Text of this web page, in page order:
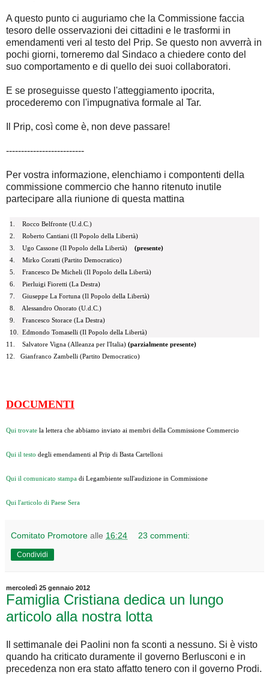
A questo punto ci auguriamo che la Commissione faccia
tesoro delle osservazioni dei cittadini e le trasformi in
emendamenti veri al testo del Prip. Se questo non avverrà in
pochi giorni, torneremo dal Sindaco a chiedere conto del
suo comportamento e di quello dei suoi collaboratori.
E se proseguisse questo l'atteggiamento ipocrita,
procederemo con l'impugnativa formale al Tar.
Il Prip, così come è, non deve passare!
--------------------------
Per vostra informazione, elenchiamo i compontenti della
commissione commercio che hanno ritenuto inutile
partecipare alla riunione di questa mattina
1. Rocco Belfronte (U.d.C.)
2. Roberto Cantiani (Il Popolo della Libertà)
3. Ugo Cassone (Il Popolo della Libertà)(presente)
4. Mirko Coratti (Partito Democratico)
5. Francesco De Micheli (Il Popolo della Libertà)
6. Pierluigi Fioretti (La Destra)
7. Giuseppe La Fortuna (Il Popolo della Libertà)
8. Alessandro Onorato (U.d.C.)
9. Francesco Storace (La Destra)
10. Edmondo Tomaselli (Il Popolo della Libertà)
11. Salvatore Vigna (Alleanza per l'Italia) (parzialmente presente)
12. Gianfranco Zambelli (Partito Democratico)
DOCUMENTI
Qui trovate la lettera che abbiamo inviato ai membri della Commissione Commercio
Qui il testo degli emendamenti al Prip di Basta Cartelloni
Qui il comunicato stampa di Legambiente sull'audizione in Commissione
Qui l'articolo di Paese Sera
Comitato Promotore alle 16:24 23 commenti:
Condividi
mercoledì 25 gennaio 2012
Famiglia Cristiana dedica un lungo
articolo alla nostra lotta
Il settimanale dei Paolini non fa sconti a nessuno. Si è visto
quando ha criticato duramente il governo Berlusconi e in
precedenza non era stato affatto tenero con il governo Prodi.